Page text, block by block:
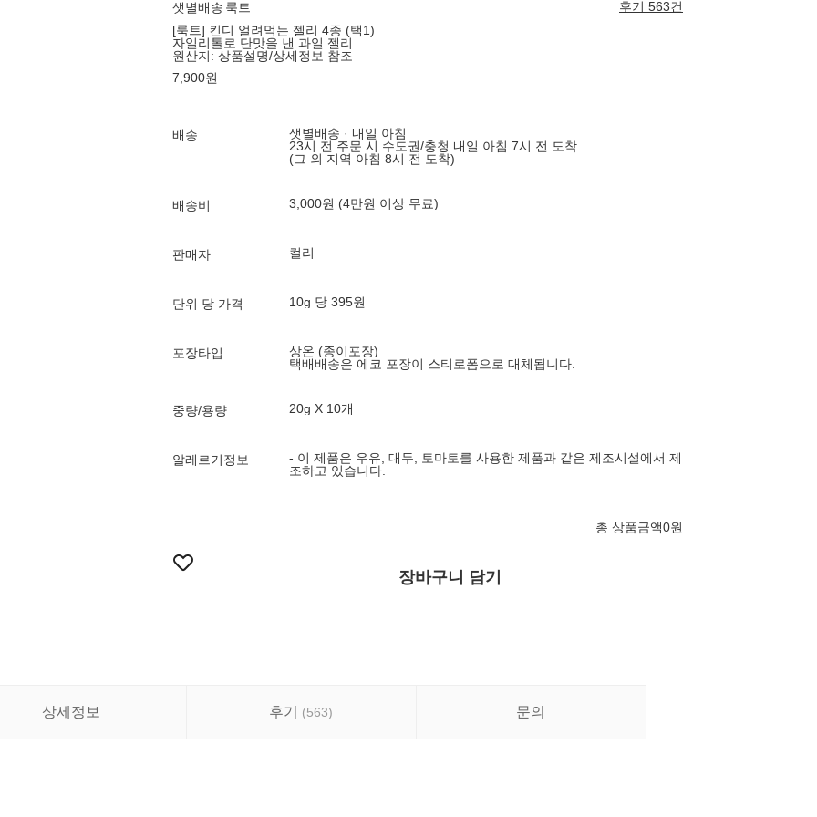
샛별배송 룩트
후기 563건
[룩트] 킨디 얼려먹는 젤리 4종 (택1)
자일리톨로 단맛을 낸 과일 젤리
원산지: 상품설명/상세정보 참조
7,900원
배송
샛별배송 · 내일 아침
23시 전 주문 시 수도권/충청 내일 아침 7시 전 도착
(그 외 지역 아침 8시 전 도착)
배송비 3,000원 (4만원 이상 무료)
판매자 컬리
단위 당 가격 10g 당 395원
포장타입
상온 (종이포장)
택배배송은 에코 포장이 스티로폼으로 대체됩니다.
중량/용량 20g X 10개
알레르기정보
- 이 제품은 우유, 대두, 토마토를 사용한 제품과 같은 제조시설에서 제
조하고 있습니다.
총 상품금액0원
장바구니 담기
상세정보 후기 (563) 문의